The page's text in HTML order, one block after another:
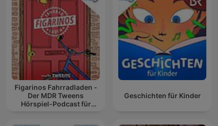
Figarinos Fahrradladen -
Der MDR Tweens
Hörspiel-Podcast für
Geschichten für Kinder